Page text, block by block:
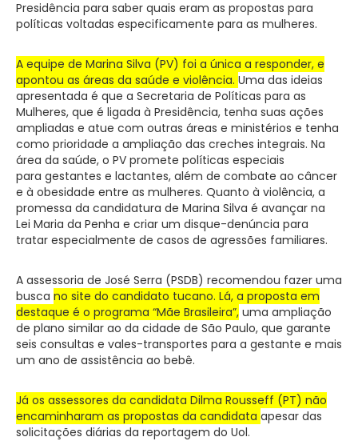
Presidência para saber quais eram as propostas para
políticas voltadas especificamente para as mulheres.
A equipe de Marina Silva (PV) foi a única a responder, e
apontou as áreas da saúde e violência. Uma das ideias
apresentada é que a Secretaria de Políticas para as
Mulheres, que é ligada à Presidência, tenha suas ações
ampliadas e atue com outras áreas e ministérios e tenha
como prioridade a ampliação das creches integrais. Na
área da saúde, o PV promete políticas especiais
para gestantes e lactantes, além de combate ao câncer
e à obesidade entre as mulheres. Quanto à violência, a
promessa da candidatura de Marina Silva é avançar na
Lei Maria da Penha e criar um disque-denúncia para
tratar especialmente de casos de agressões familiares.
A assessoria de José Serra (PSDB) recomendou fazer uma
busca no site do candidato tucano. Lá, a proposta em
destaque é o programa “Mãe Brasileira”, uma ampliação
de plano similar ao da cidade de São Paulo, que garante
seis consultas e vales-transportes para a gestante e mais
um ano de assistência ao bebê.
Já os assessores da candidata Dilma Rousseff (PT) não
encaminharam as propostas da candidata apesar das
solicitações diárias da reportagem do Uol.